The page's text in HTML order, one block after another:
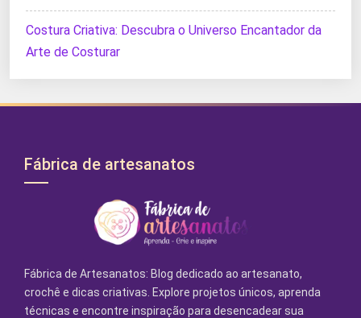
Costura Criativa: Descubra o Universo Encantador da
Arte de Costurar
Fábrica de artesanatos
Fábrica de Artesanatos: Blog dedicado ao artesanato,
crochê e dicas criativas. Explore projetos únicos, aprenda
técnicas e encontre inspiração para desencadear sua